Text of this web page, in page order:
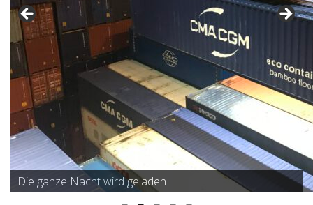
Die ganze Nacht wird geladen
Die Container werden von Lastwagen ins Lager
gebracht